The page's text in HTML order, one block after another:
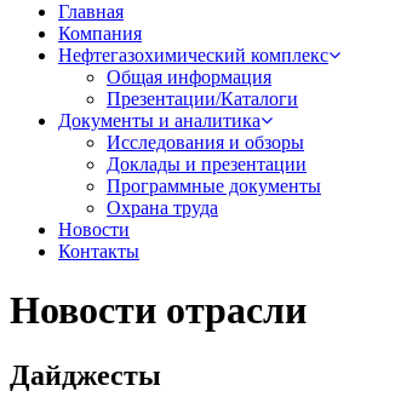
Главная
Компания
Нефтегазохимический комплекс
Общая информация
Презентации/Каталоги
Документы и аналитика
Исследования и обзоры
Доклады и презентации
Программные документы
Охрана труда
Новости
Контакты
Новости отрасли
Дайджесты